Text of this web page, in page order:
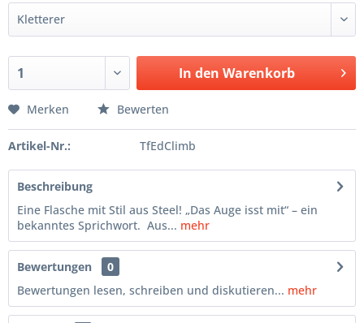
In den Warenkorb
Merken Bewerten
Artikel-Nr.: TfEdClimb
Beschreibung
Eine Flasche mit Stil aus Steel! „Das Auge isst mit“ – ein
bekanntes Sprichwort. Aus... mehr
Bewertungen
0
Bewertungen lesen, schreiben und diskutieren... mehr